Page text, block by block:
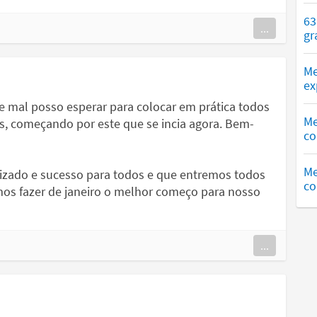
...
mal posso esperar para colocar em prática todos
começando por este que se incia agora. Bem-
e sucesso para todos e que entremos todos
fazer de janeiro o melhor começo para nosso
...